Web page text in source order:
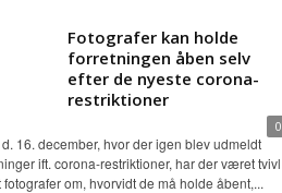
Fotografer kan holde
forretningen åben selv
efter de nyeste corona-
restriktioner
0
16. december, hvor der igen blev udmeldt
ift. corona-restriktioner, har der været tvivl
om, hvorvidt de må holde åbent,...